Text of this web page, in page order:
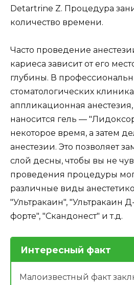
Detartrine Z. Процедура
количество времени.
Часто проведение
кариеса зависит от его
глубины. В
стоматологических
аппликационная
наносится гель —
некоторое время, а затем
анестезии. Это позволяет
слой десны, чтобы вы не
проведения процедуры
различные виды
"Ультракаин", "Ультракаин
форте", "Скандонест" и т.д.
Интересный факт
Малоизвестный факт